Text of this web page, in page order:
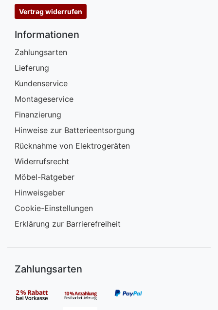
Vertrag widerrufen
Informationen
Zahlungsarten
Lieferung
Kundenservice
Montageservice
Finanzierung
Hinweise zur Batterieentsorgung
Rücknahme von Elektrogeräten
Widerrufsrecht
Möbel-Ratgeber
Hinweisgeber
Cookie-Einstellungen
Erklärung zur Barrierefreiheit
Zahlungsarten